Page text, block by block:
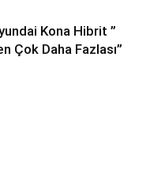
Kona Hibrit ”
Çok Daha Fazlası”